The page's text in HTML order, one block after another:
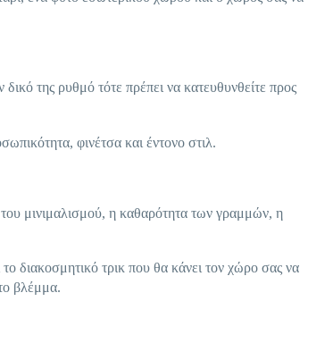
της ρυθμό τότε πρέπει να κατευθυνθείτε προς
φινέτσα και έντονο στιλ.
μινιμαλισμού, η καθαρότητα των γραμμών, η
διακοσμητικό τρικ που θα κάνει τον χώρο σας να
βλέμμα.